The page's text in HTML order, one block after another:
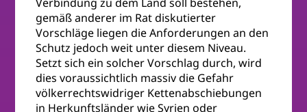
gemäß anderer im Rat diskutierter
Vorschläge liegen die Anforderungen an den
Schutz jedoch weit unter diesem Niveau.
Setzt sich ein solcher Vorschlag durch, wird
dies voraussichtlich massiv die Gefahr
völkerrechtswidriger Kettenabschiebungen
in Herkunftsländer wie Syrien oder